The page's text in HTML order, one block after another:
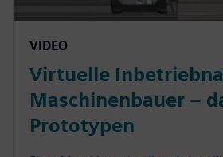
VIDEO
Virtuelle
Maschinenbauer –
Prototypen